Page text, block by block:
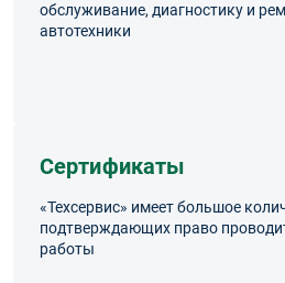
обслуживание, диагностику и
автотехники
Сертификаты
«Техсервис» имеет большое
подтверждающих право
работы